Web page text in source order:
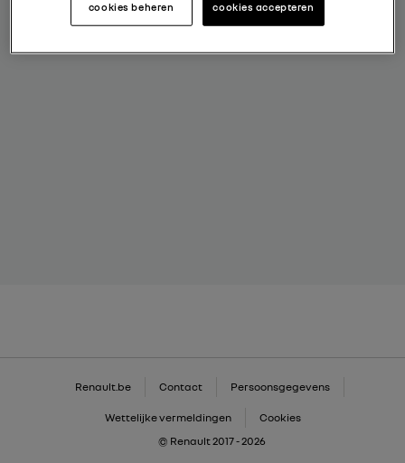
kies een verdeler
Renault.be Contact Persoonsgegevens
Wettelijke vermeldingen
Cookies
© Renault 2017 - 2026
cookies accepteren
cookies beheren